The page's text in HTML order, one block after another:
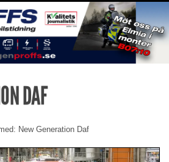
DAF
New Generation Daf